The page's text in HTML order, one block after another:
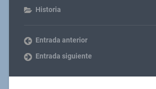
Historia
Entrada anterior
Entrada siguiente